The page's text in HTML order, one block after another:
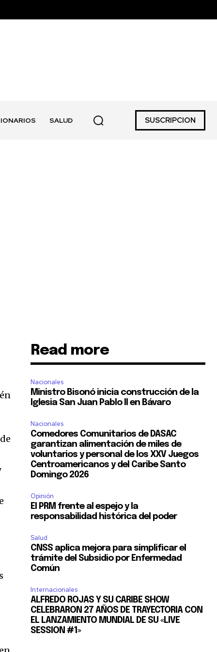
SALUD SUSCRIPCION
Read more
Nacionales
Ministro Bisonó inicia construcción de la
Iglesia San Juan Pablo II en Bávaro
Nacionales
Comedores Comunitarios de DASAC
garantizan alimentación de miles de
voluntarios y personal de los XXV Juegos
Centroamericanos y del Caribe Santo
Domingo 2026
Opinión
El PRM frente al espejo y la
responsabilidad histórica del poder
Salud
CNSS aplica mejora para simplificar el
trámite del Subsidio por Enfermedad
Común
Internacionales
ALFREDO ROJAS Y SU CARIBE SHOW
CELEBRARON 27 AÑOS DE TRAYECTORIA CON
EL LANZAMIENTO MUNDIAL DE SU «LIVE
SESSION #1»